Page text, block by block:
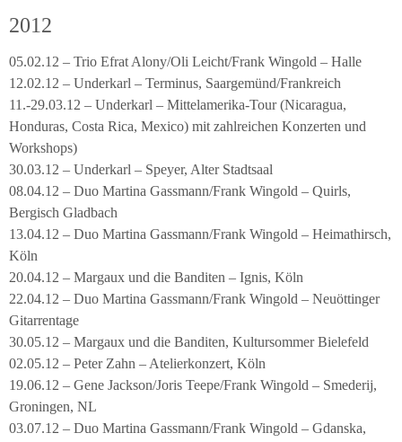
2012
05.02.12 – Trio Efrat Alony/Oli Leicht/Frank Wingold – Halle
12.02.12 – Underkarl – Terminus, Saargemünd/Frankreich
11.-29.03.12 – Underkarl – Mittelamerika-Tour (Nicaragua,
Honduras, Costa Rica, Mexico) mit zahlreichen Konzerten und
Workshops)
30.03.12 – Underkarl – Speyer, Alter Stadtsaal
08.04.12 – Duo Martina Gassmann/Frank Wingold – Quirls,
Bergisch Gladbach
13.04.12 – Duo Martina Gassmann/Frank Wingold – Heimathirsch,
Köln
20.04.12 – Margaux und die Banditen – Ignis, Köln
22.04.12 – Duo Martina Gassmann/Frank Wingold – Neuöttinger
Gitarrentage
30.05.12 – Margaux und die Banditen, Kultursommer Bielefeld
02.05.12 – Peter Zahn – Atelierkonzert, Köln
19.06.12 – Gene Jackson/Joris Teepe/Frank Wingold – Smederij,
Groningen, NL
03.07.12 – Duo Martina Gassmann/Frank Wingold – Gdanska,